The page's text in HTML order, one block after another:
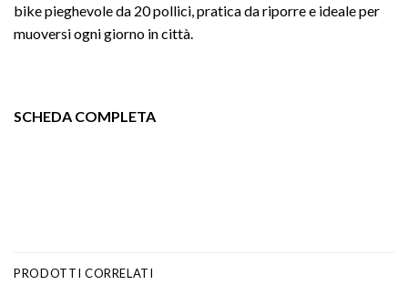
bike pieghevole da 20 pollici, pratica da riporre e ideale per
muoversi ogni giorno in città.
SCHEDA COMPLETA
PRODOTTI CORRELATI